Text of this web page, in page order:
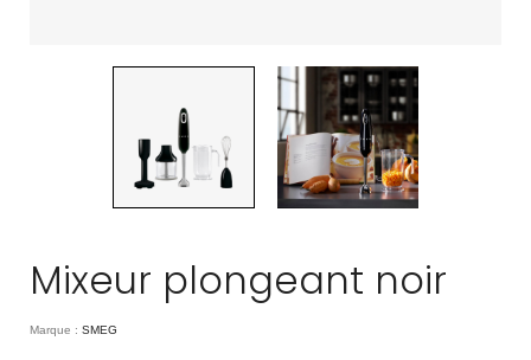
Mixeur plongeant noir
Marque : SMEG